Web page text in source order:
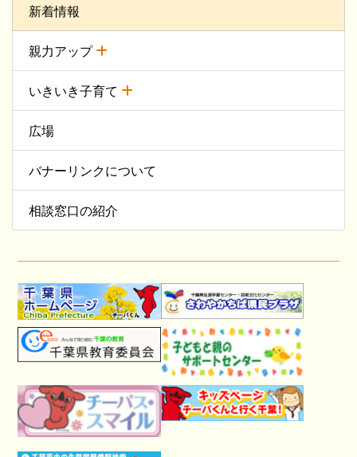
新着情報
親力アップ
いきいき子育て
広場
バナーリンクについて
相談窓口の紹介